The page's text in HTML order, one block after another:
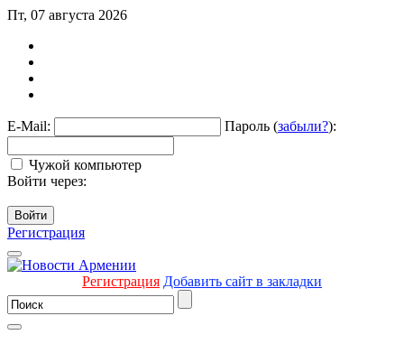
Пт, 07 августа 2026
E-Mail: Пароль (забыли?):
Чужой компьютер
Войти через:
Войти
Регистрация
Регистрация Добавить сайт в закладки